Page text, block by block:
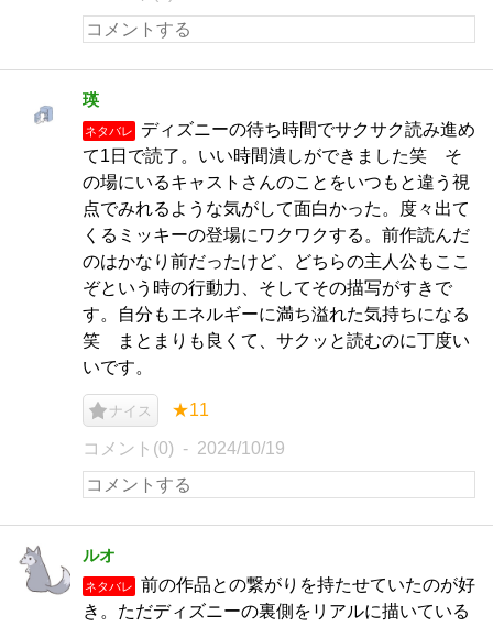
瑛
ネタバレ
ディズニーの待ち時間でサクサク読み進め
て1日で読了。いい時間潰しができました笑 そ
の場にいるキャストさんのことをいつもと違う視
点でみれるような気がして面白かった。度々出て
くるミッキーの登場にワクワクする。前作読んだ
のはかなり前だったけど、どちらの主人公もここ
ぞという時の行動力、そしてその描写がすきで
す。自分もエネルギーに満ち溢れた気持ちになる
笑 まとまりも良くて、サクッと読むのに丁度い
いです。
ナイス ★11
コメント(0) 2024/10/19
ルオ
ネタバレ
前の作品との繋がりを持たせていたのが好
き。ただディズニーの裏側をリアルに描いている